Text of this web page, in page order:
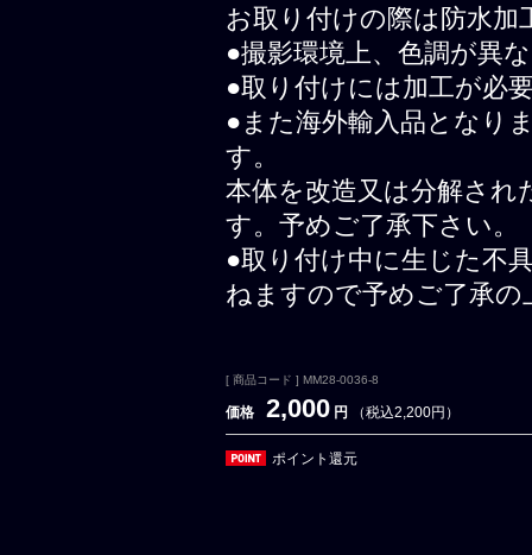
お取り付けの際は防水
●撮影環境上、色調が異
●取り付けには加工が必
●また海外輸入品となり
す。
本体を改造又は分解され
す。予めご了承下さい。
●取り付け中に生じた不
ねますので予めご了承
[ 商品コード ] MM28-0036-8
価格 2,000 円 （税込2,200円）
ポイント還元